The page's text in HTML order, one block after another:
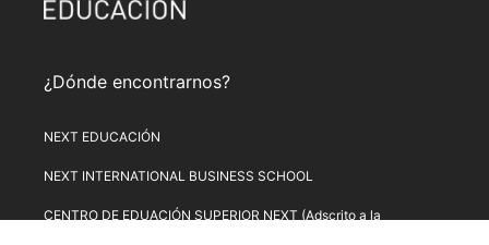
¿Dónde encontrarnos?
NEXT EDUCACIÓN
NEXT INTERNATIONAL BUSINESS SCHOOL
CENTRO DE EDUACIÓN SUPERIOR NEXT (Adscrito a la